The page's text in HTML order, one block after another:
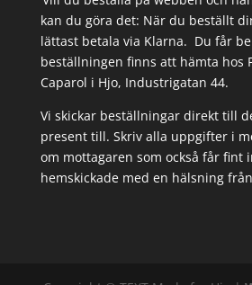
kan du göra det: När du beställt
lättast betala via Klarna. Du får
beställningen finns att hämta hos
Caparol i Hjo, Industrigatan 44.
Vi skickar beställningar direkt till
present till. Skriv alla uppgifter i
om mottagaren som också får fint
hemskickade med en hälsning